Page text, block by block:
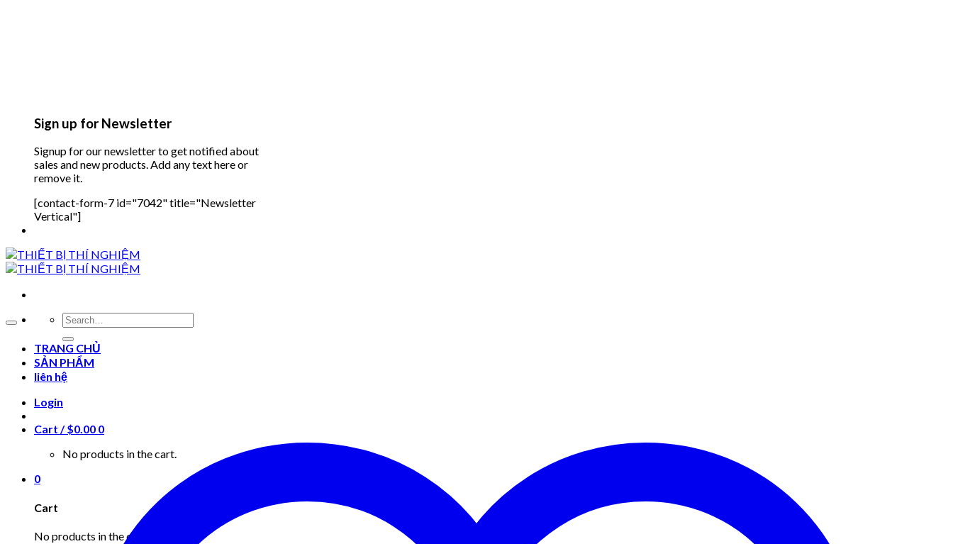
Sign up for Newsletter
Signup for our newsletter to get notified about
sales and new products. Add any text here or
remove it.
[contact-form-7 id="7042" title="Newsletter
Vertical"]
Search
for:
TRANG CHỦ
SẢN PHẨM
liên hệ
Login
Cart /$0.00 0
No products in the cart.
0
Cart
No products in the cart.